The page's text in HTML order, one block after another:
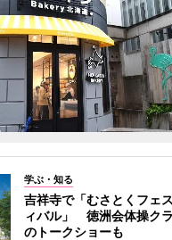
学ぶ・知る
吉祥寺で「むさとくフェ
ィバル」 徳洲会体操ク
のトークショーも